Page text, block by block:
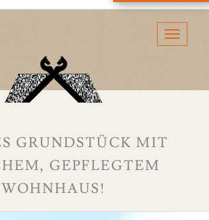
GRUNDSTÜCK MIT H
GEPFLEGTEM W
OHNHAUS!